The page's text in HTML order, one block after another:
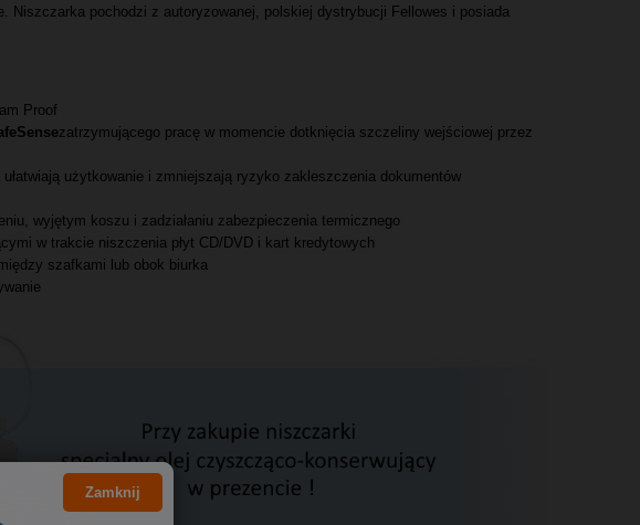
Niszczarka pochodzi z autoryzowanej, polskiej dystrybucji Fellowes i posiada
Proof
zatrzymującego pracę w momencie dotknięcia szczeliny wejściowej przez
ułatwiają użytkowanie i zmniejszają ryzyko zakleszczenia dokumentów
wyjętym koszu i zadziałaniu zabezpieczenia termicznego
w trakcie niszczenia płyt CD/DVD i kart kredytowych
szafkami lub obok biurka
Zamknij